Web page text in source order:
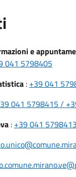
e
041 5798405
: +39 041
041 5798415 /
: +39 041 5798413